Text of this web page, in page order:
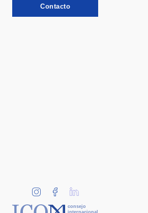
Contacto
consejo
internacional